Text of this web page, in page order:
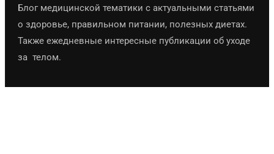
Блог медицинской тематики с актуальными статьями
о здоровье, правильном питании, полезных диетах.
Также ежедневные интересные публикации об уходе
за телом.